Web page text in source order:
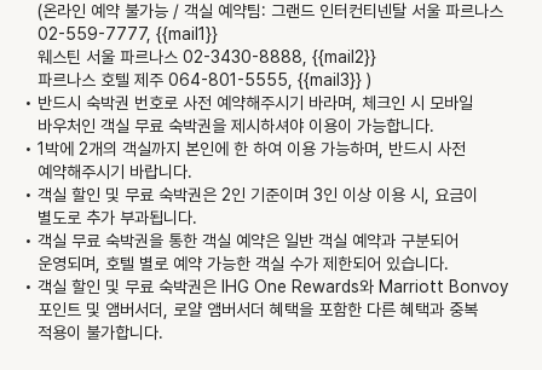
(온라인 예약 불가능 / 객실 예약팀: 그랜드 인터컨티넨탈 서울 파르나스
02-559-7777, {{mail1}}
웨스틴 서울 파르나스 02-3430-8888, {{mail2}}
파르나스 호텔 제주 064-801-5555, {{mail3}} )
반드시 숙박권 번호로 사전 예약해주시기 바라며, 체크인 시 모바일
바우처인 객실 무료 숙박권을 제시하셔야 이용이 가능합니다.
1박에 2개의 객실까지 본인에 한 하여 이용 가능하며, 반드시 사전
예약해주시기 바랍니다.
객실 할인 및 무료 숙박권은 2인 기준이며 3인 이상 이용 시, 요금이
별도로 추가 부과됩니다.
객실 무료 숙박권을 통한 객실 예약은 일반 객실 예약과 구분되어
운영되며, 호텔 별로 예약 가능한 객실 수가 제한되어 있습니다.
객실 할인 및 무료 숙박권은 IHG One Rewards와 Marriott Bonvoy
포인트 및 앰버서더, 로얄 앰버서더 혜택을 포함한 다른 혜택과 중복
적용이 불가합니다.